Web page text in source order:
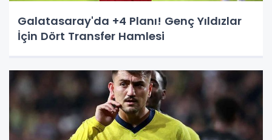
Galatasaray'da +4 Planı! Genç Yıldızlar
İçin Dört Transfer Hamlesi